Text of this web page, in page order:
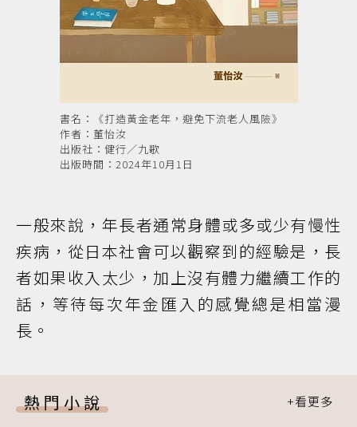
書名：《打造黃金老年，避免下流老人風險》
作者：董怡汝
出版社：健行／九歌
出版時間：2024年10月1日
一般來說，年長者通常身體或多或少有慢性
疾病，從日本社會可以觀察到的經驗是，長
者如果收入太少，加上沒有體力繼續工作的
話，等待每次年金匯入的感覺總是相當漫
長。
熱門小說